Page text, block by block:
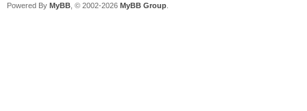
Powered By MyBB , © 2002-2026 MyBB Group